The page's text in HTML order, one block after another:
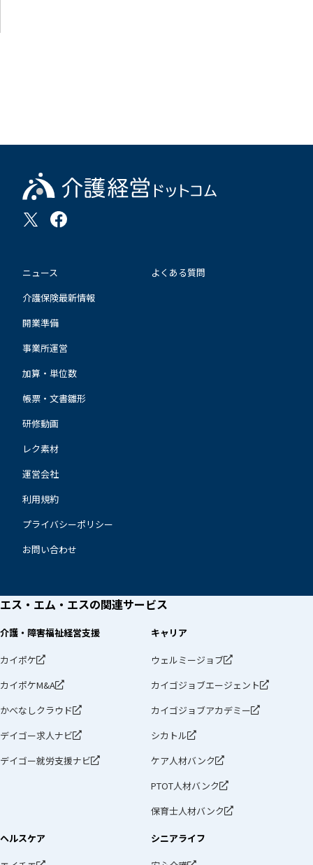
ニュース
介護保険最新情報
開業準備
事業所運営
加算・単位数
帳票・文書雛形
研修動画
レク素材
よくある質問
運営会社
利用規約
プライバシーポリシー
お問い合わせ
エス・エム・エスの関連サービス
介護・障害福祉経営支援
カイポケ
カイポケM&A
かべなしクラウド
デイゴー求人ナビ
デイゴー就労支援ナビ
キャリア
ウェルミージョブ
カイゴジョブエージェント
カイゴジョブアカデミー
シカトル
ケア人材バンク
PTOT人材バンク
保育士人材バンク
ヘルスケア シニアライフ